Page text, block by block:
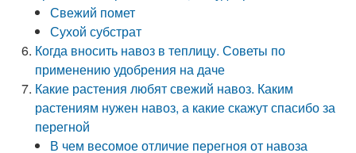
Свежий помет
Сухой субстрат
Когда вносить навоз в теплицу. Советы по
применению удобрения на даче
Какие растения любят свежий навоз. Каким
растениям нужен навоз, а какие скажут спасибо за
перегной
В чем весомое отличие перегноя от навоза